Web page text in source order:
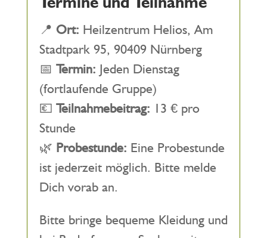
📍 Ort: Heilzentrum Helios, Am
Stadtpark 95, 90409 Nürnberg
📅 Termin: Jeden Dienstag
(fortlaufende Gruppe)
💶 Teilnahmebeitrag: 13 € pro
Stunde
🌿 Probestunde: Eine Probestunde
ist jederzeit möglich. Bitte melde
Dich vorab an.
Bitte bringe bequeme Kleidung und